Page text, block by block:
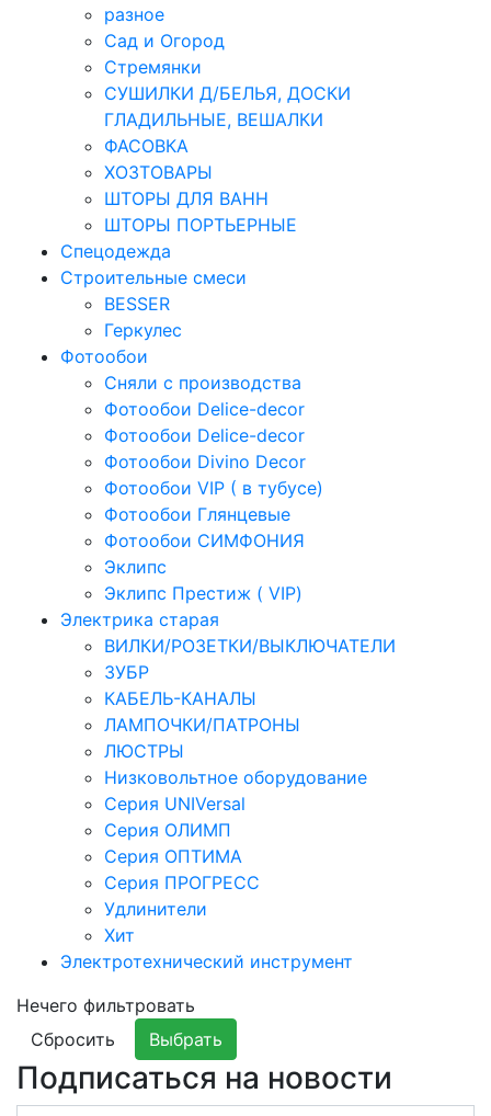
разное
Сад и Огород
Стремянки
СУШИЛКИ Д/БЕЛЬЯ, ДОСКИ
ГЛАДИЛЬНЫЕ, ВЕШАЛКИ
ФАСОВКА
ХОЗТОВАРЫ
ШТОРЫ ДЛЯ ВАНН
ШТОРЫ ПОРТЬЕРНЫЕ
Спецодежда
Строительные смеси
BESSER
Геркулес
Фотообои
Сняли с производства
Фотообои Delice-decor
Фотообои Delice-decor
Фотообои Divino Decor
Фотообои VIP ( в тубусе)
Фотообои Глянцевые
Фотообои СИМФОНИЯ
Эклипс
Эклипс Престиж ( VIP)
Электрика старая
ВИЛКИ/РОЗЕТКИ/ВЫКЛЮЧАТЕЛИ
ЗУБР
КАБЕЛЬ-КАНАЛЫ
ЛАМПОЧКИ/ПАТРОНЫ
ЛЮСТРЫ
Низковольтное оборудование
Серия UNIVersal
Серия ОЛИМП
Серия ОПТИМА
Серия ПРОГРЕСС
Удлинители
Хит
Электротехнический инструмент
Нечего фильтровать
Сбросить
Выбрать
Подписаться на новости